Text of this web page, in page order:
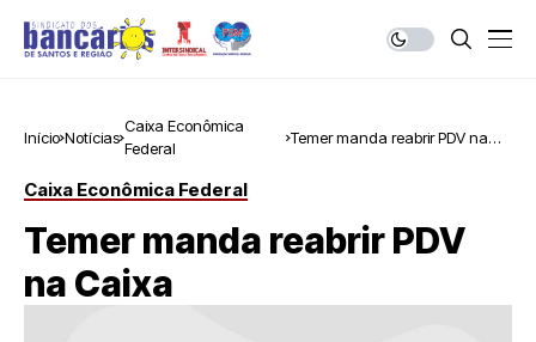
Início Notícias
Caixa Econômica
Federal
Temer manda reabrir PDV na
Caixa Econômica Federal
Temer manda reabrir PDV
na Caixa